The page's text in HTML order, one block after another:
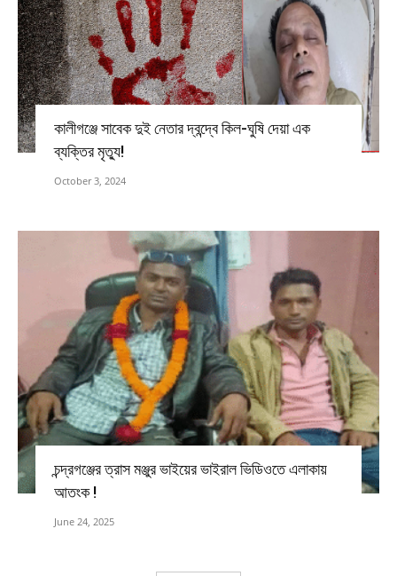
কালীগঞ্জে সাবেক দুই নেতার দ্বন্দ্বে কিল-ঘুষি দেয়া এক
ব্যক্তির মৃত্যু!
October 3, 2024
চন্দ্রগঞ্জের ত্রাস মঞ্জুর ভাইয়ের ভাইরাল ভিডিওতে এলাকায়
আতংক !
June 24, 2025